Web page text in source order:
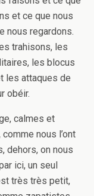
et ce que nous
nous regardons.
trahisons, les
les blocus
les attaques de
obéir.
calmes et
nous l’ont
dehors, on nous
ici, un seul
très très petit,